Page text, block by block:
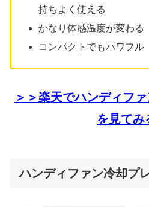
持ちよく使える
かなり体感温度が変わる
コンパクトでもパワフ
＞＞楽天でハンディフ
を見てみ
ハンディファン冷却プ